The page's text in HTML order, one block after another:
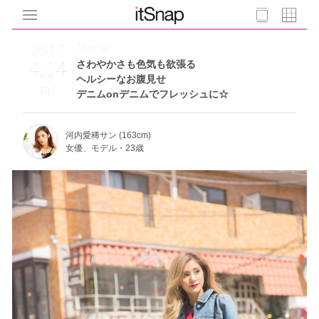
2017
4.14
Fri
さわやかさも色気も欲張る
ヘルシーなお腹見せ
デニムonデニムでフレッシュに☆
Theme
河内愛稀サン (163cm)
女優、モデル・23歳